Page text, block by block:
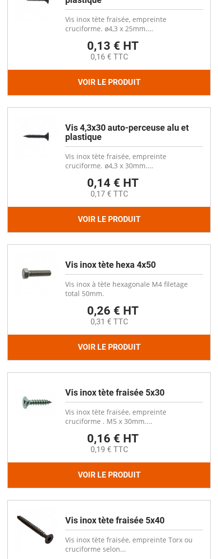
Vis inox tète fraisée, empreinte
cruciforme. ø4,3 x 25mm....
0,13 € HT
0,16 € TTC
VOIR LE PRODUIT
Vis 4,3x30 auto-perceuse alu et
plastique
Vis inox tète fraisée, empreinte
cruciforme. ø4,3 x 30mm....
0,14 € HT
0,17 € TTC
VOIR LE PRODUIT
Vis inox tète hexa 4x50
Vis inox à tète hexagonale M4 filetage
total 50mm.
0,26 € HT
0,31 € TTC
VOIR LE PRODUIT
Vis inox tète fraisée 5x30
Vis inox tète fraisée, empreinte
cruciforme . M5 x 30mm....
0,16 € HT
0,19 € TTC
VOIR LE PRODUIT
Vis inox tète fraisée 5x40
Vis inox tète fraisée, empreinte Torx ou
cruciforme selon...